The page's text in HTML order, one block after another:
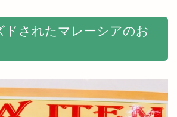
ドされたマレーシアのお